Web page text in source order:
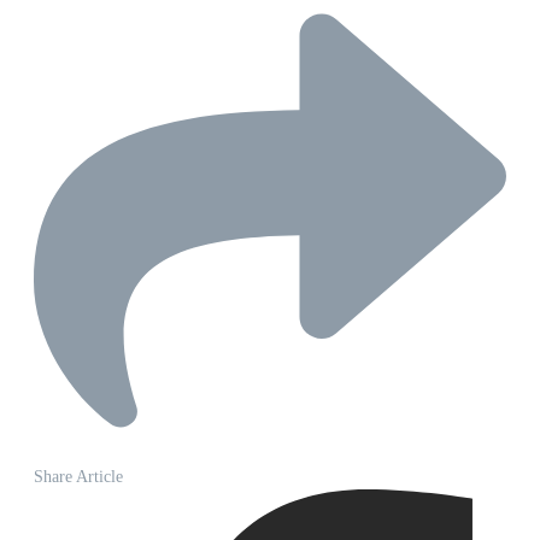
Share Article